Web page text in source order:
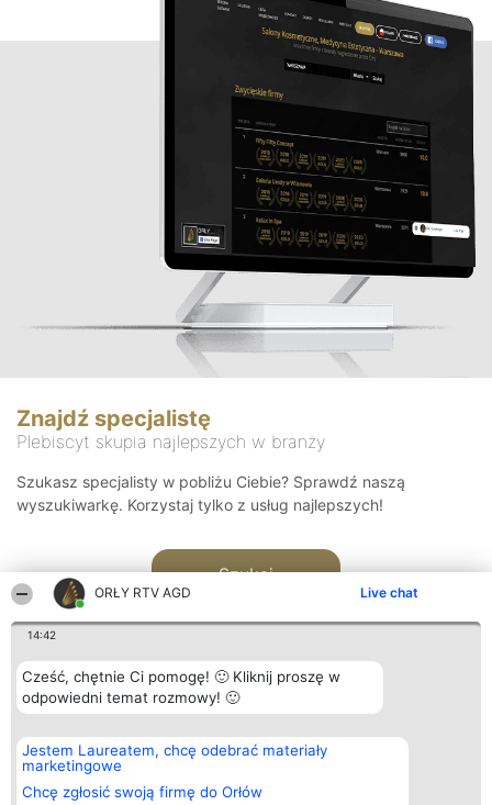
ORŁY RTV AGD Live chat
14:42
Cześć, chętnie Ci pomogę! 🙂 Kliknij proszę w
odpowiedni temat rozmowy! 🙂
Jestem Laureatem, chcę odebrać materiały
marketingowe
Chcę zgłosić swoją firmę do Orłów
Znajdź specjalistę
Plebiscyt skupia najlepszych w branży
Szukasz specjalisty w pobliżu Ciebie? Sprawdź naszą
wyszukiwarkę. Korzystaj tylko z usług najlepszych!
Szukaj
Organizator plebiscytu
Bright Side Solutions sp. z o.
o. sp. k.
ul. Ruska 22
Wrocław 50-079
Plebiscyt
Laureaci
wszystkich
Laureatów
Kontakt
Kontakt